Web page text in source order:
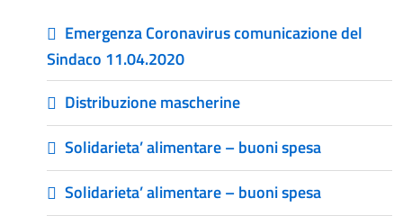
Emergenza Coronavirus comunicazione del
Sindaco 11.04.2020
Distribuzione mascherine
Solidarieta’ alimentare – buoni spesa
Solidarieta’ alimentare – buoni spesa